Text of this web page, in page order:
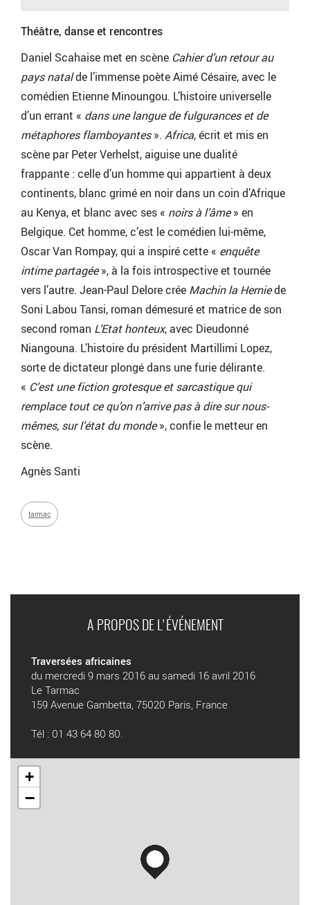
Théâtre, danse et rencontres
Daniel Scahaise met en scène Cahier d’un retour au
pays natalde l’immense poète Aimé Césaire, avec le
comédien Etienne Minoungou. L’histoire universelle
d’un errant « dans une langue de fulgurances et de
métaphores flamboyantes». Africa, écrit et mis en
scène par Peter Verhelst, aiguise une dualité
frappante : celle d’un homme qui appartient à deux
continents, blanc grimé en noir dans un coin d’Afrique
au Kenya, et blanc avec ses « noirs à l’âme» en
Belgique. Cet homme, c’est le comédien lui-même,
Oscar Van Rompay, qui a inspiré cette « enquête
intime partagée», à la fois introspective et tournée
vers l’autre. Jean-Paul Delore crée Machin la Herniede
Soni Labou Tansi, roman démesuré et matrice de son
second roman L’Etat honteux, avec Dieudonné
Niangouna. L’histoire du président Martillimi Lopez,
sorte de dictateur plongé dans une furie délirante.
« C’est une fiction grotesque et sarcastique qui
remplace tout ce qu’on n’arrive pas à dire sur nous-
mêmes, sur l’état du monde», confie le metteur en
scène.
Agnès Santi
tarmac
A PROPOS DE L'ÉVÉNEMENT
Traversées africaines
du mercredi 9 mars 2016 au samedi 16 avril 2016
Le Tarmac
159 Avenue Gambetta, 75020 Paris, France
Tél : 01 43 64 80 80.
+
−